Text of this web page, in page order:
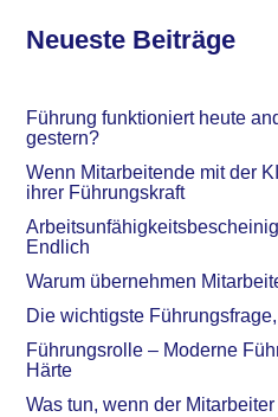
Neueste Beiträge
Führung funktioniert heute
gestern?
Wenn Mitarbeitende mit der
ihrer Führungskraft
Endlich
Warum übernehmen
Die wichtigste
Führungsrolle – Moderne
Härte
Was tun, wenn der